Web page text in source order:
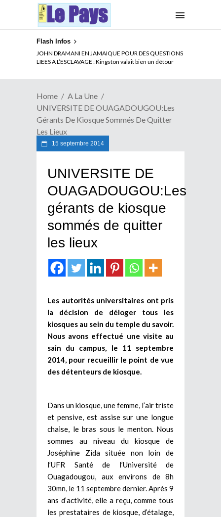
Flash Infos
JOHN DRAMANI EN JAMAIQUE POUR DES QUESTIONS
LIEES A L’ESCLAVAGE : Kingston valait bien un détour
ELECTION DE TALON A LA TETE DU SENAT BENINOIS :
Quand Patrice quitte le pouvoir sans partir !
Home
A La Une
UNIVERSITE DE OUAGADOUGOU:Les
Gérants De Kiosque Sommés De Quitter
Les Lieux
15 septembre 2014
UNIVERSITE DE
OUAGADOUGOU:Les
gérants de kiosque
sommés de quitter
les lieux
Les autorités universitaires ont pris
la décision de déloger tous les
kiosques au sein du temple du savoir.
Nous avons effectué une visite au
sain du campus, le 11 septembre
2014, pour recueillir le point de vue
des détenteurs de kiosque.
Dans un kiosque, une femme, l’air triste
et pensive, est assise sur une longue
chaise, le bras sous le menton. Nous
sommes au niveau du kiosque de
Joséphine Zida située non loin de
l’UFR Santé de l’Université de
Ouagadougou, aux environs de 8h
30mn, le 11 septembre dernier. Après 9
ans d’activité, elle a reçu, comme tous
les prestataires de kiosque, d’étalage,